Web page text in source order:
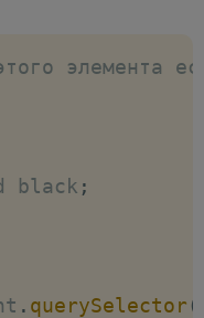
элемента
black ;
. querySelector (